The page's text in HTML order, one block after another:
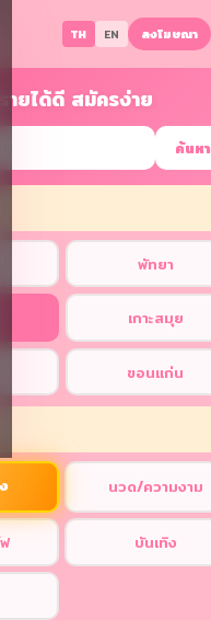
TH EN ลงโฆษณา
ายได้ดี สมัครง่าย
ค้นหา
พัทยา
เกาะสมุย
ขอนแก่น
นวด/ความงาม
บันเทิง